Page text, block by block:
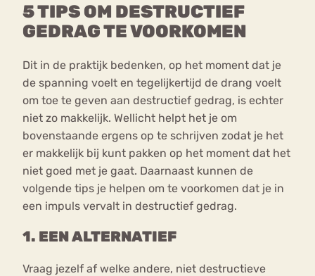
5 TIPS OM DESTRUCTIEF
GEDRAG TE VOORKOMEN
Dit in de praktijk bedenken, op het moment dat je
de spanning voelt en tegelijkertijd de drang voelt
om toe te geven aan destructief gedrag, is echter
niet zo makkelijk. Wellicht helpt het je om
bovenstaande ergens op te schrijven zodat je het
er makkelijk bij kunt pakken op het moment dat het
niet goed met je gaat. Daarnaast kunnen de
volgende tips je helpen om te voorkomen dat je in
een impuls vervalt in destructief gedrag.
1. EEN ALTERNATIEF
Vraag jezelf af welke andere, niet destructieve